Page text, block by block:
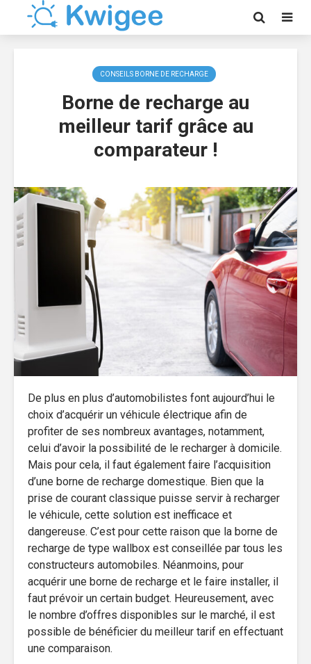
CONSEILS BORNE DE RECHARGE
Borne de recharge au
meilleur tarif grâce au
comparateur !
De plus en plus d’automobilistes font aujourd’hui le
choix d’acquérir un véhicule électrique afin de
profiter de ses nombreux avantages, notamment,
celui d’avoir la possibilité de le recharger à domicile.
Mais pour cela, il faut également faire l’acquisition
d’une borne de recharge domestique. Bien que la
prise de courant classique puisse servir à recharger
le véhicule, cette solution est inefficace et
dangereuse. C’est pour cette raison que la borne de
recharge de type wallbox est conseillée par tous les
constructeurs automobiles. Néanmoins, pour
acquérir une borne de recharge et le faire installer, il
faut prévoir un certain budget. Heureusement, avec
le nombre d’offres disponibles sur le marché, il est
possible de bénéficier du meilleur tarif en effectuant
une comparaison.